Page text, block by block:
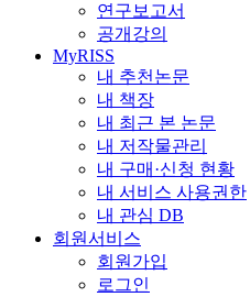
연구보고서
공개강의
MyRISS
내 추천논문
내 책장
내 최근 본 논문
내 저작물관리
내 구매·신청 현황
내 서비스 사용권한
내 관심 DB
회원서비스
회원가입
로그인